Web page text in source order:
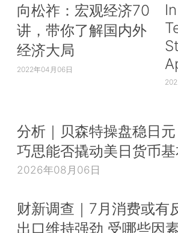
向松祚：宏观经济70
讲，带你了解国内外
经济大局
2022年04月06日
分析｜贝森特操盘稳日
巧思能否撬动美日货币
2026年08月06日
财新调查｜7月消费或有
出口维持强劲 受哪些因